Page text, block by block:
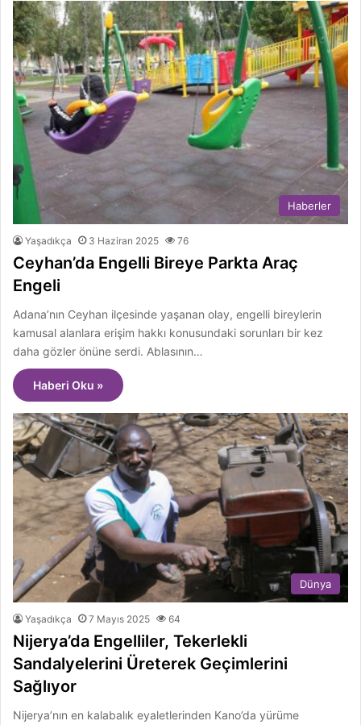
Haberler
Yaşadıkça 3 Haziran 2025 76
Ceyhan’da Engelli Bireye Parkta Araç
Engeli
Adana’nın Ceyhan ilçesinde yaşanan olay, engelli bireylerin
kamusal alanlara erişim hakkı konusundaki sorunları bir kez
daha gözler önüne serdi. Ablasının…
Haberi Oku »
Dünya
Yaşadıkça 7 Mayıs 2025 64
Nijerya’da Engelliler, Tekerlekli
Sandalyelerini Üreterek Geçimlerini
Sağlıyor
Nijerya’nın en kalabalık eyaletlerinden Kano’da yürüme